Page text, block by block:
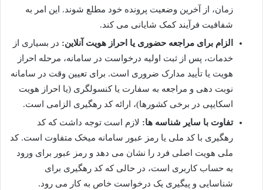
زمان، از آخرین وضعیت پرونده خود مطلع شوند. این امر به
شفافیت فرآیند کمک شایانی می کند.
الزام برای مراجعه حضوری یا احراز هویت آنلاین: در بسیاری از
خدمات، پس از ثبت اولیه درخواست در سامانه، مرحله احراز
هویت یا تأیید مدارک ضروری است. برای تعیین وقت در سامانه
نوبت دهی و مراجعه به سفارت یا کنسولگری (یا احراز هویت
اسکایپی در برخی کشورها)، ارائه کد رهگیری الزامی است.
تفاوت با سایر شناسه ها: لازم است توجه داشت که کد
رهگیری با کد ملی یا رمز عبور سامانه میخک متفاوت است. کد
ملی هویت اصلی فرد را نشان می دهد و رمز عبور برای ورود
به حساب کاربری است، در حالی که کد رهگیری برای
شناسایی و پیگیری یک درخواست خاص به کار می رود.